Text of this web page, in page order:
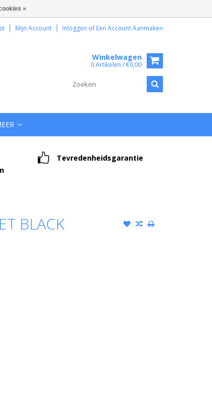
Mijn Account Inloggen of Een Account Aanmaken
Winkelwagen
0 Artikelen / €0,00
Tevredenheidsgarantie
BLACK
»